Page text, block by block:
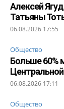
Алексей
Татьяны
06.08.2026 17:55
Общество
Больше 60%
06.08.2026 17:11
Общество